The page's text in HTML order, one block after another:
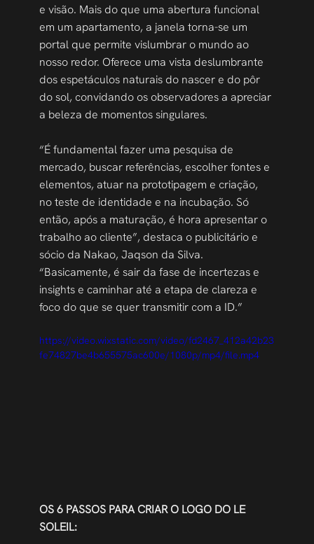
e visão. Mais do que uma abertura funcional
em um apartamento, a janela torna-se um
portal que permite vislumbrar o mundo ao
nosso redor. Oferece uma vista deslumbrante
dos espetáculos naturais do nascer e do pôr
do sol, convidando os observadores a apreciar
a beleza de momentos singulares.
“É fundamental fazer uma pesquisa de
mercado, buscar referências, escolher fontes e
elementos, atuar na prototipagem e criação,
no teste de identidade e na incubação. Só
então, após a maturação, é hora apresentar o
trabalho ao cliente”, destaca o publicitário e
sócio da Nakao, Jaqson da Silva.
“Basicamente, é sair da fase de incertezas e
insights e caminhar até a etapa de clareza e
foco do que se quer transmitir com a ID.”
https://video.wixstatic.com/video/fd2467_412a42b23
fe74827be4b655575ac600e/1080p/mp4/file.mp4
OS 6 PASSOS PARA CRIAR O LOGO DO LE
SOLEIL: